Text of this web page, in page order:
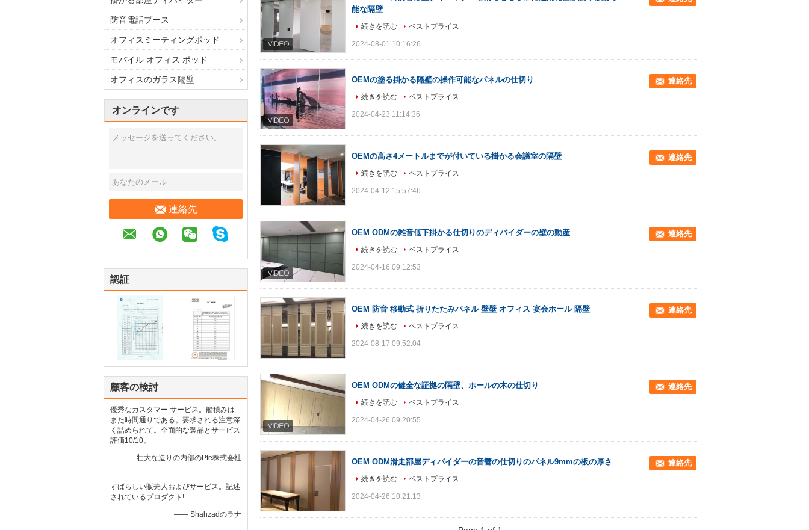
防音電話ブース
オフィスミーティングポッド
モバイル オフィス ポッド
オフィスのガラス隔壁
オンラインです
連絡先
認証
顧客の検討
優秀なカスタマー サービス。船積みは
また時間通りである。要求される注意深
く詰められて。全面的な製品とサービス
評価10/10。
—— 壮大な造りの内部のPte株式会社
すばらしい販売人およびサービス。記述
されているプロダクト!
—— Shahzadのラナ
能な隔壁
続きを読む ベストプライス
2024-08-01 10:16:26
OEMの塗る掛かる隔壁の操作可能なパネルの仕切り 連絡先
続きを読む ベストプライス
2024-04-23 11:14:36
OEMの高さ4メートルまでが付いている掛かる会議室の隔壁 連絡先
続きを読む ベストプライス
2024-04-12 15:57:46
OEM ODMの雑音低下掛かる仕切りのディバイダーの壁の動産 連絡先
続きを読む ベストプライス
2024-04-16 09:12:53
OEM 防音 移動式 折りたたみパネル 壁壁 オフィス 宴会ホール 隔壁 連絡先
続きを読む ベストプライス
2024-08-17 09:52:04
OEM ODMの健全な証拠の隔壁、ホールの木の仕切り 連絡先
続きを読む ベストプライス
2024-04-26 09:20:55
OEM ODM滑走部屋ディバイダーの音響の仕切りのパネル9mmの板の厚さ 連絡先
続きを読む ベストプライス
2024-04-26 10:21:13